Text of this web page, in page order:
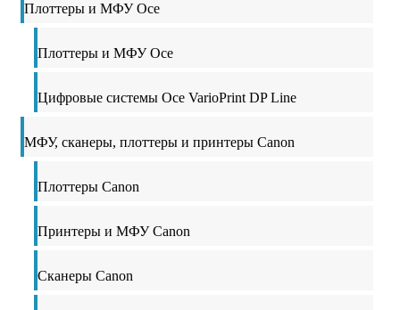
Плоттеры и МФУ Oce
Плоттеры и МФУ Oce
Цифровые системы Oce VarioPrint DP Line
МФУ, сканеры, плоттеры и принтеры Canon
Плоттеры Canon
Принтеры и МФУ Canon
Сканеры Canon